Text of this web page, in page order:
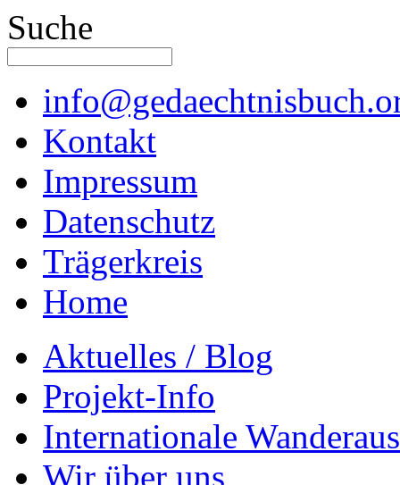
Suche
Kontakt
Impressum
Datenschutz
Trägerkreis
Home
Aktuelles / Blog
Projekt-Info
Internationale
Wir über uns